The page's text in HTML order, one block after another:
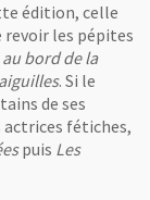
édition, celle
revoir les pépites
bord de la
. Si le
de ses
actrices fétiches,
puis Les